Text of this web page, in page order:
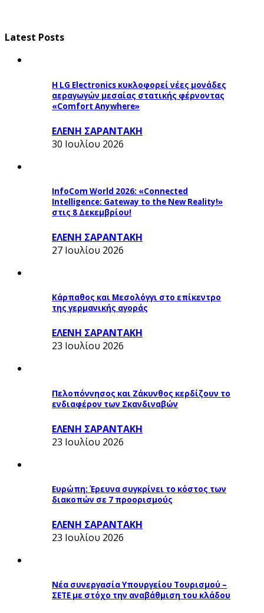
Latest Posts
Η LG Electronics κυκλοφορεί νέες μονάδες
αεραγωγών μεσαίας στατικής φέρνοντας
«Comfort Anywhere»
ΕΛΕΝΗ ΣΑΡΑΝΤΑΚΗ
30 Ιουλίου 2026
InfoCom World 2026: «Connected
Intelligence: Gateway to the New Reality!»
στις 8 Δεκεμβρίου!
ΕΛΕΝΗ ΣΑΡΑΝΤΑΚΗ
27 Ιουλίου 2026
Κάρπαθος και Μεσολόγγι στο επίκεντρο
της γερμανικής αγοράς
ΕΛΕΝΗ ΣΑΡΑΝΤΑΚΗ
23 Ιουλίου 2026
Πελοπόννησος και Ζάκυνθος κερδίζουν το
ενδιαφέρον των Σκανδιναβών
ΕΛΕΝΗ ΣΑΡΑΝΤΑΚΗ
23 Ιουλίου 2026
Ευρώπη: Έρευνα συγκρίνει το κόστος των
διακοπών σε 7 προορισμούς
ΕΛΕΝΗ ΣΑΡΑΝΤΑΚΗ
23 Ιουλίου 2026
Νέα συνεργασία Υπουργείου Τουρισμού –
ΣΕΤΕ με στόχο την αναβάθμιση του κλάδου